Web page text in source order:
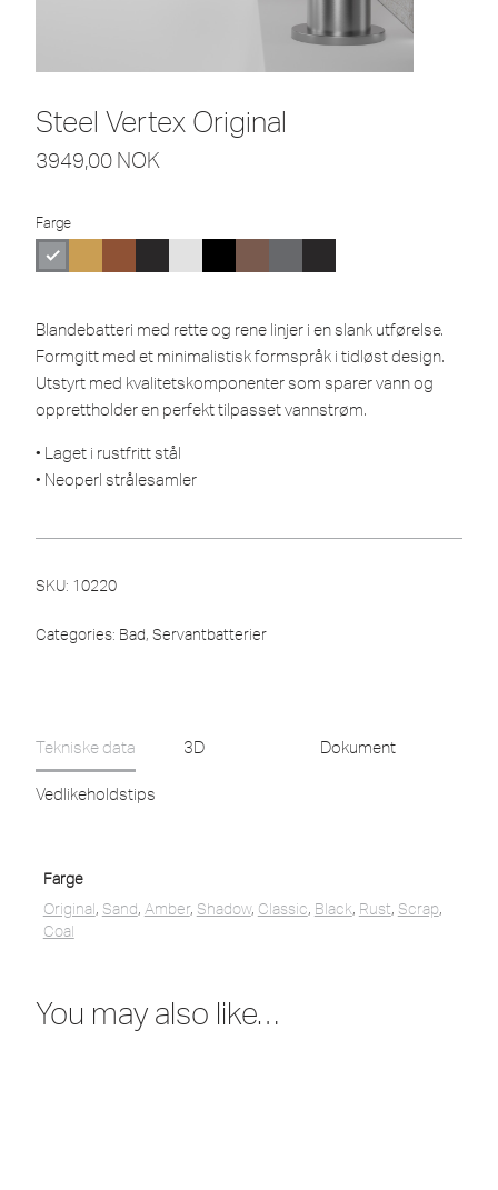
Steel Vertex Original
3949,00 NOK
Farge
Blandebatteri med rette og rene linjer i en slank utførelse.
Formgitt med et minimalistisk formspråk i tidløst design.
Utstyrt med kvalitetskomponenter som sparer vann og
opprettholder en perfekt tilpasset vannstrøm.
• Laget i rustfritt stål
• Neoperl strålesamler
SKU: 10220
Categories: Bad, Servantbatterier
Tekniske data 3D Dokument
Vedlikeholdstips
Farge
Original, Sand, Amber, Shadow, Classic, Black, Rust, Scrap,
Coal
You may also like…